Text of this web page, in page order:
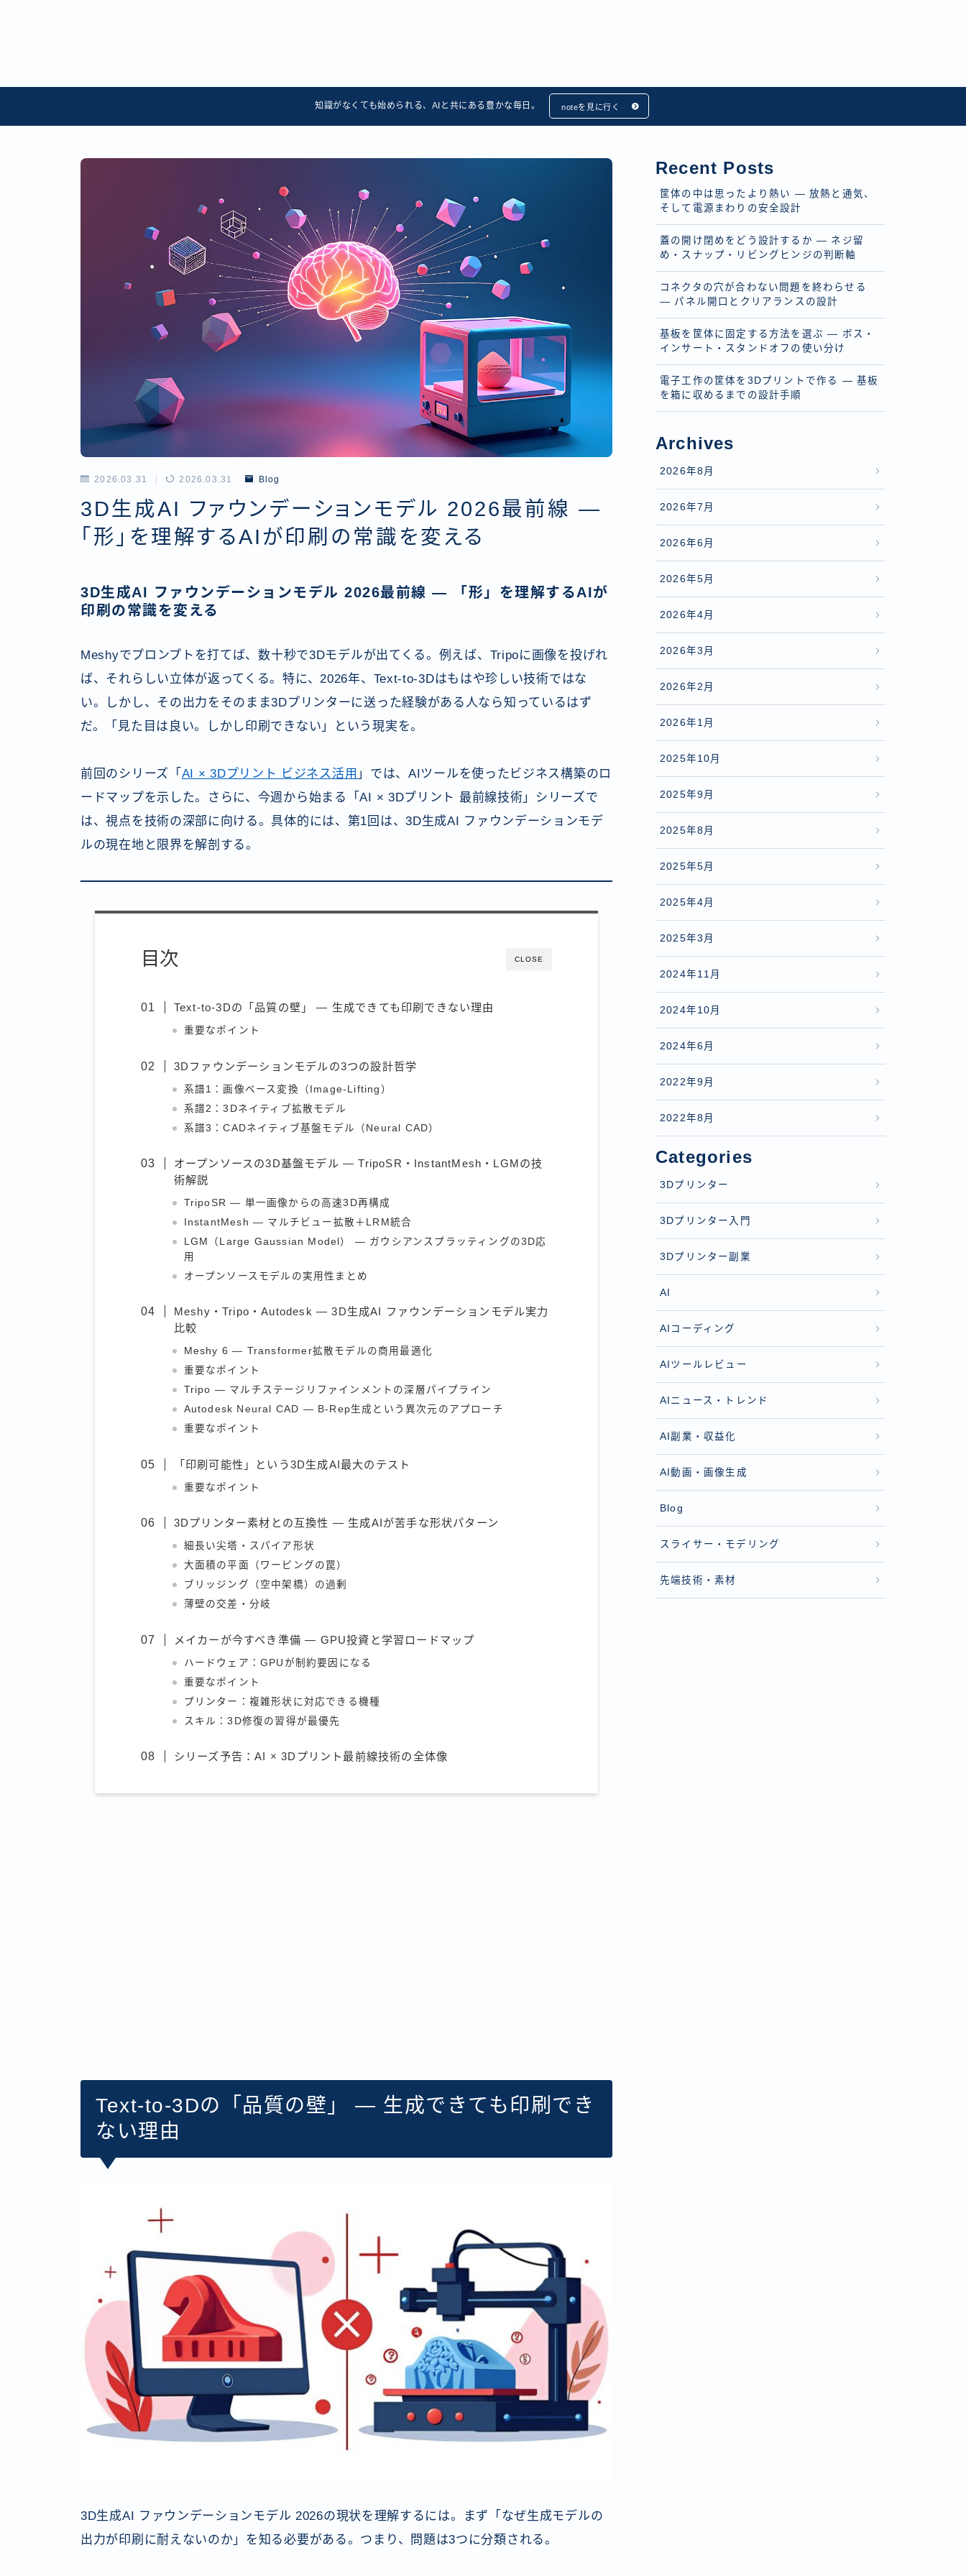
知識がなくても始められる、AIと共にある豊かな毎日。 noteを見に行く
2026.03.31 2026.03.31 Blog
3D生成AI ファウンデーションモデル 2026最前線 —
「形」を理解するAIが印刷の常識を変える
3D生成AI ファウンデーションモデル 2026最前線 — 「形」を理解するAIが
印刷の常識を変える
Meshyでプロンプトを打てば、数十秒で3Dモデルが出てくる。例えば、Tripoに画像を投げれ
ば、それらしい立体が返ってくる。特に、2026年、Text-to-3Dはもはや珍しい技術ではな
い。しかし、その出力をそのまま3Dプリンターに送った経験がある人なら知っているはず
だ。「見た目は良い。しかし印刷できない」という現実を。
前回のシリーズ「 AI × 3Dプリント ビジネス活用 」では、AIツールを使ったビジネス構築のロ
ードマップを示した。さらに、今週から始まる「AI × 3Dプリント 最前線技術」シリーズで
は、視点を技術の深部に向ける。具体的には、第1回は、3D生成AI ファウンデーションモデ
ルの現在地と限界を解剖する。
CLOSE
目次
Text-to-3Dの「品質の壁」 — 生成できても印刷できない理由
重要なポイント
3Dファウンデーションモデルの3つの設計哲学
系譜1：画像ベース変換（Image-Lifting）
系譜2：3Dネイティブ拡散モデル
系譜3：CADネイティブ基盤モデル（Neural CAD）
オープンソースの3D基盤モデル — TripoSR・InstantMesh・LGMの技
術解説
TripoSR — 単一画像からの高速3D再構成
InstantMesh — マルチビュー拡散＋LRM統合
LGM（Large Gaussian Model） — ガウシアンスプラッティングの3D応
用
オープンソースモデルの実用性まとめ
Meshy・Tripo・Autodesk — 3D生成AI ファウンデーションモデル実力
比較
Meshy 6 — Transformer拡散モデルの商用最適化
重要なポイント
Tripo — マルチステージリファインメントの深層パイプライン
Autodesk Neural CAD — B-Rep生成という異次元のアプローチ
重要なポイント
「印刷可能性」という3D生成AI最大のテスト
重要なポイント
3Dプリンター素材との互換性 — 生成AIが苦手な形状パターン
細長い尖塔・スパイア形状
大面積の平面（ワーピングの罠）
ブリッジング（空中架橋）の過剰
薄壁の交差・分岐
メイカーが今すべき準備 — GPU投資と学習ロードマップ
ハードウェア：GPUが制約要因になる
重要なポイント
プリンター：複雑形状に対応できる機種
スキル：3D修復の習得が最優先
シリーズ予告：AI × 3Dプリント最前線技術の全体像
Text-to-3Dの「品質の壁」 — 生成できても印刷でき
ない理由
3D生成AI ファウンデーションモデル 2026の現状を理解するには。まず「なぜ生成モデルの
出力が印刷に耐えないのか」を知る必要がある。つまり、問題は3つに分類される。
Recent Posts
筐体の中は思ったより熱い — 放熱と通気、
そして電源まわりの安全設計
蓋の開け閉めをどう設計するか — ネジ留
め・スナップ・リビングヒンジの判断軸
コネクタの穴が合わない問題を終わらせる
— パネル開口とクリアランスの設計
基板を筐体に固定する方法を選ぶ — ボス・
インサート・スタンドオフの使い分け
電子工作の筐体を3Dプリントで作る — 基板
を箱に収めるまでの設計手順
Archives
2026年8月
2026年7月
2026年6月
2026年5月
2026年4月
2026年3月
2026年2月
2026年1月
2025年10月
2025年9月
2025年8月
2025年5月
2025年4月
2025年3月
2024年11月
2024年10月
2024年6月
2022年9月
2022年8月
Categories
3Dプリンター
3Dプリンター入門
3Dプリンター副業
AI
AIコーディング
AIツールレビュー
AIニュース・トレンド
AI副業・収益化
AI動画・画像生成
Blog
スライサー・モデリング
先端技術・素材